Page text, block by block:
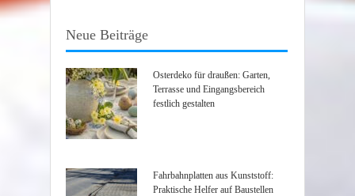
Neue Beiträge
Osterdeko für draußen: Garten,
Terrasse und Eingangsbereich
festlich gestalten
Fahrbahnplatten aus Kunststoff:
Praktische Helfer auf Baustellen